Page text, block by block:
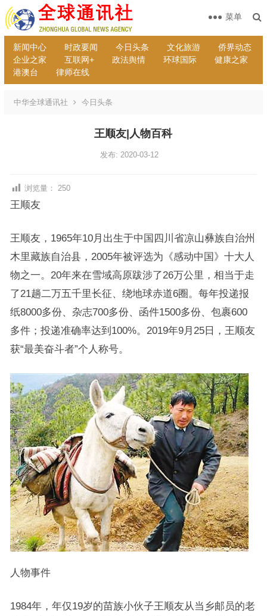
新闻中心 时政要闻 今日头条 文化旅游
侨界动态
企业之家
互联网+ 政法舆情 环球国际
健康之家
港澳台
律师在线
菜单
中华全球通讯社 今日头条
王顺友|人物百科
发布: 2020-03-12
浏览量： 250
王顺友
王顺友，1965年10月出生于中国四川省凉山彝族自治州
木里藏族自治县，2005年被评选为《感动中国》十大人
物之一。20年来在雪域高原跋涉了26万公里，相当于走
了21趟二万五千里长征、绕地球赤道6圈。每年投递报
纸8000多份、杂志700多份、函件1500多份、包裹600
多件；投递准确率达到100%。2019年9月25日，王顺友
获“最美奋斗者”个人称号。
人物事件
1984年，年仅19岁的苗族小伙子王顺友从当乡邮员的老